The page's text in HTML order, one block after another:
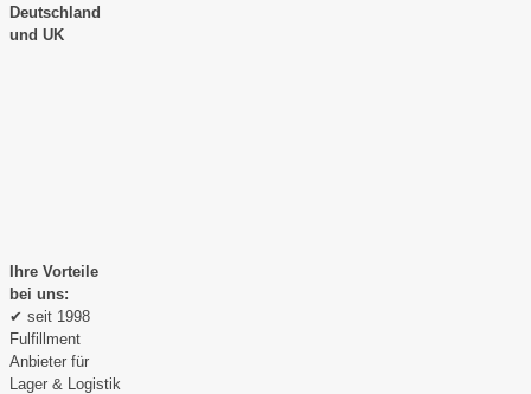
Deutschland
und UK
Ihre Vorteile
bei uns:
✔ seit 1998
Fulfillment
Anbieter für
Lager & Logistik